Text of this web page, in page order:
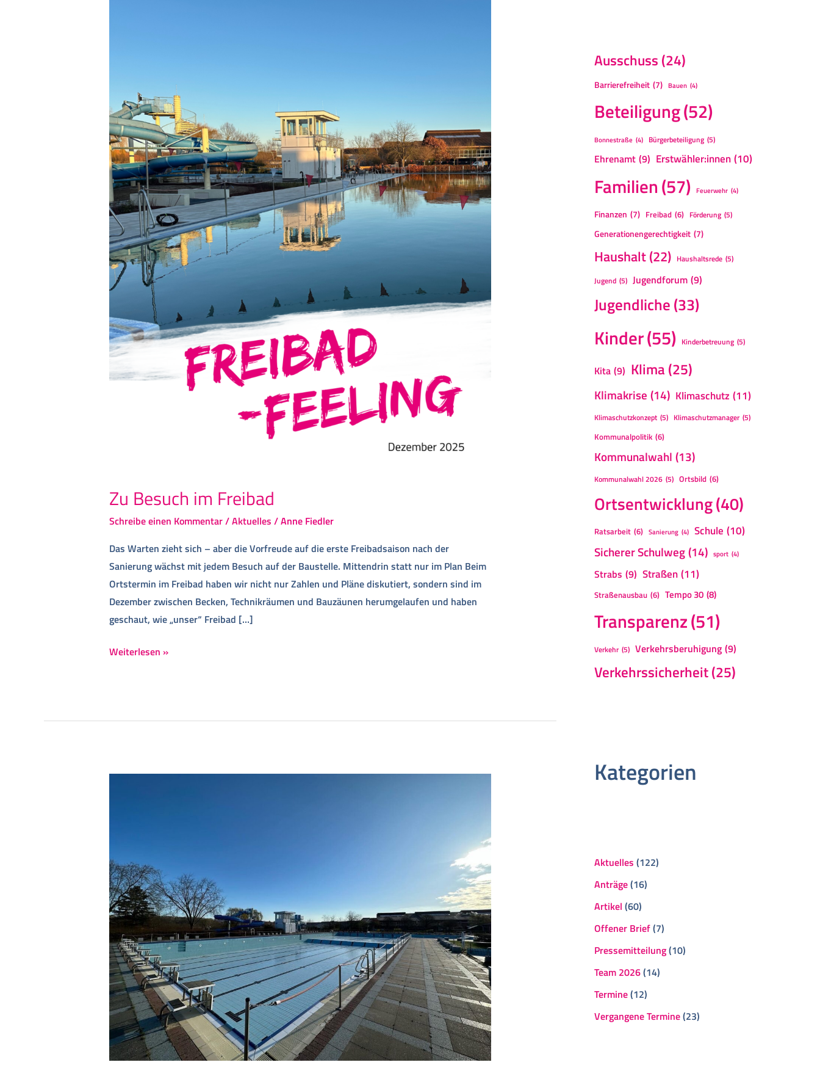
Zu Besuch im Freibad
Schreibe einen Kommentar/Aktuelles /Anne Fiedler
Das Warten zieht sich – aber die Vorfreude auf die erste Freibadsaison nach der
Sanierung wächst mit jedem Besuch auf der Baustelle. Mittendrin statt nur im Plan Beim
Ortstermin im Freibad haben wir nicht nur Zahlen und Pläne diskutiert, sondern sind im
Dezember zwischen Becken, Technikräumen und Bauzäunen herumgelaufen und haben
geschaut, wie „unser“ Freibad […]
Weiterlesen »
Ausschuss (24)
Barrierefreiheit (7) Bauen (4)
Beteiligung(52)
Bonnestraße (4) Bürgerbeteiligung (5)
Ehrenamt (9) Erstwähler:innen (10)
Familien(57) Feuerwehr (4)
Finanzen (7) Freibad (6) Förderung (5)
Generationengerechtigkeit (7)
Haushalt(22) Haushaltsrede (5)
Jugend (5) Jugendforum (9)
Jugendliche(33)
Kinder(55) Kinderbetreuung (5)
Kita (9) Klima (25)
Klimakrise (14) Klimaschutz (11)
Klimaschutzkonzept (5) Klimaschutzmanager (5)
Kommunalpolitik (6)
Kommunalwahl (13)
Kommunalwahl 2026 (5) Ortsbild (6)
Ortsentwicklung(40)
Ratsarbeit (6) Sanierung (4) Schule (10)
Sicherer Schulweg(14) sport (4)
Strabs (9) Straßen(11)
Straßenausbau (6) Tempo 30 (8)
Transparenz(51)
Verkehr (5) Verkehrsberuhigung (9)
Verkehrssicherheit(25)
Kategorien
Aktuelles (122)
Anträge(16)
Artikel (60)
Offener Brief(7)
Pressemitteilung(10)
Team 2026(14)
Termine(12)
Vergangene Termine(23)